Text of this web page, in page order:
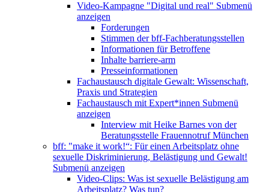
Video-Kampagne "Digital und real" Submenü
anzeigen
Forderungen
Stimmen der bff-Fachberatungsstellen
Informationen für Betroffene
Inhalte barriere-arm
Presseinformationen
Fachaustausch digitale Gewalt: Wissenschaft,
Praxis und Strategien
Fachaustausch mit Expert*innen Submenü
anzeigen
Interview mit Heike Barnes von der
Beratungsstelle Frauennotruf München
bff: "make it work!“: Für einen Arbeitsplatz ohne
sexuelle Diskriminierung, Belästigung und Gewalt!
Submenü anzeigen
Video-Clips: Was ist sexuelle Belästigung am
Arbeitsplatz? Was tun?